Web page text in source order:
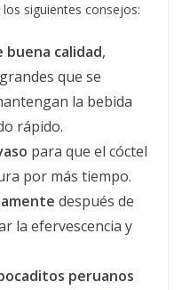
siguientes consejos:
buena calidad,
que se
la bebida
rápido.
para que el cóctel
por más tiempo.
después de
la efervescencia y
peruanos